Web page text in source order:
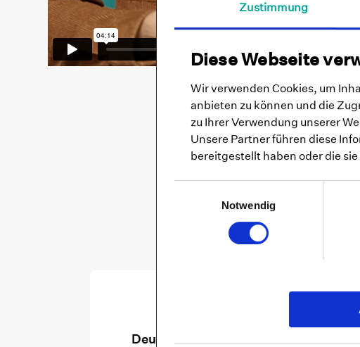
Zustimmung
Diese Webseite
Wir verwenden Cookies, um
anbieten zu können und die
zu Ihrer Verwendung unserer
Unsere Partner führen diese
bereitgestellt haben oder die
Notwendig
Psychische
sie meist schnell.
Deutsche Depressionshilfe